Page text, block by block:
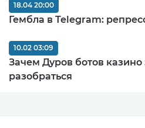
Гембла в Telegram:
18.04 20:00
Зачем Дуров ботов
разобраться
10.02 03:09